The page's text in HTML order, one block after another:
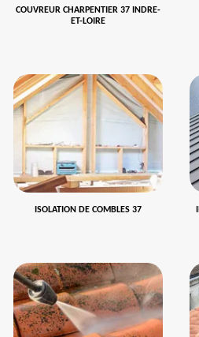
COUVREUR CHARPENTIER 37 INDRE-
ET-LOIRE
ISOLATION DE COMBLES 37